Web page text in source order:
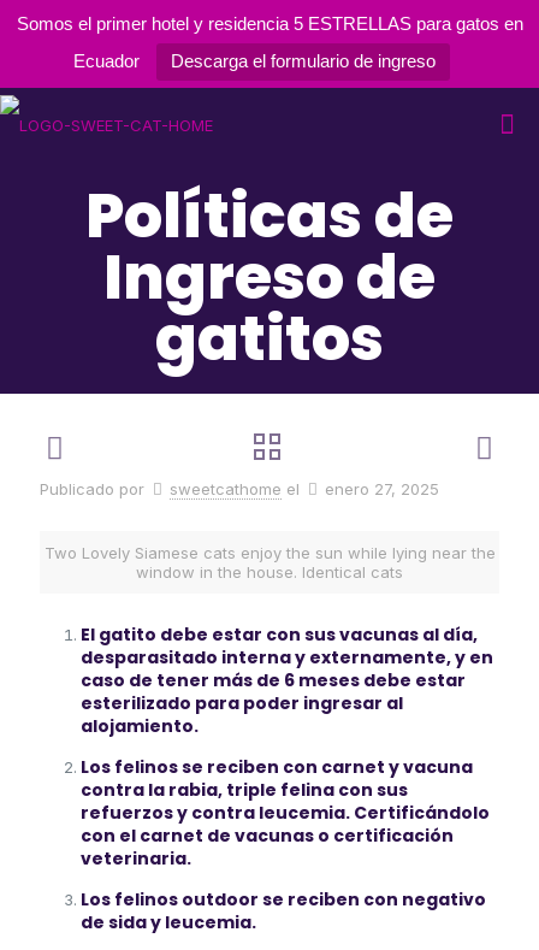
Somos el primer hotel y residencia 5 ESTRELLAS para gatos en
Ecuador
Descarga el formulario de ingreso
Políticas de
Ingreso de
gatitos
Publicado por sweetcathome el enero 27, 2025
Two Lovely Siamese cats enjoy the sun while lying near the
window in the house. Identical cats
El gatito debe estar con sus vacunas al día,
desparasitado interna y externamente, y en
caso de tener más de 6 meses debe estar
esterilizado para poder ingresar al
alojamiento.
Los felinos se reciben con carnet y vacuna
contra la rabia, triple felina con sus
refuerzos y contra leucemia. Certificándolo
con el carnet de vacunas o certificación
veterinaria.
Los felinos outdoor se reciben con negativo
de sida y leucemia.